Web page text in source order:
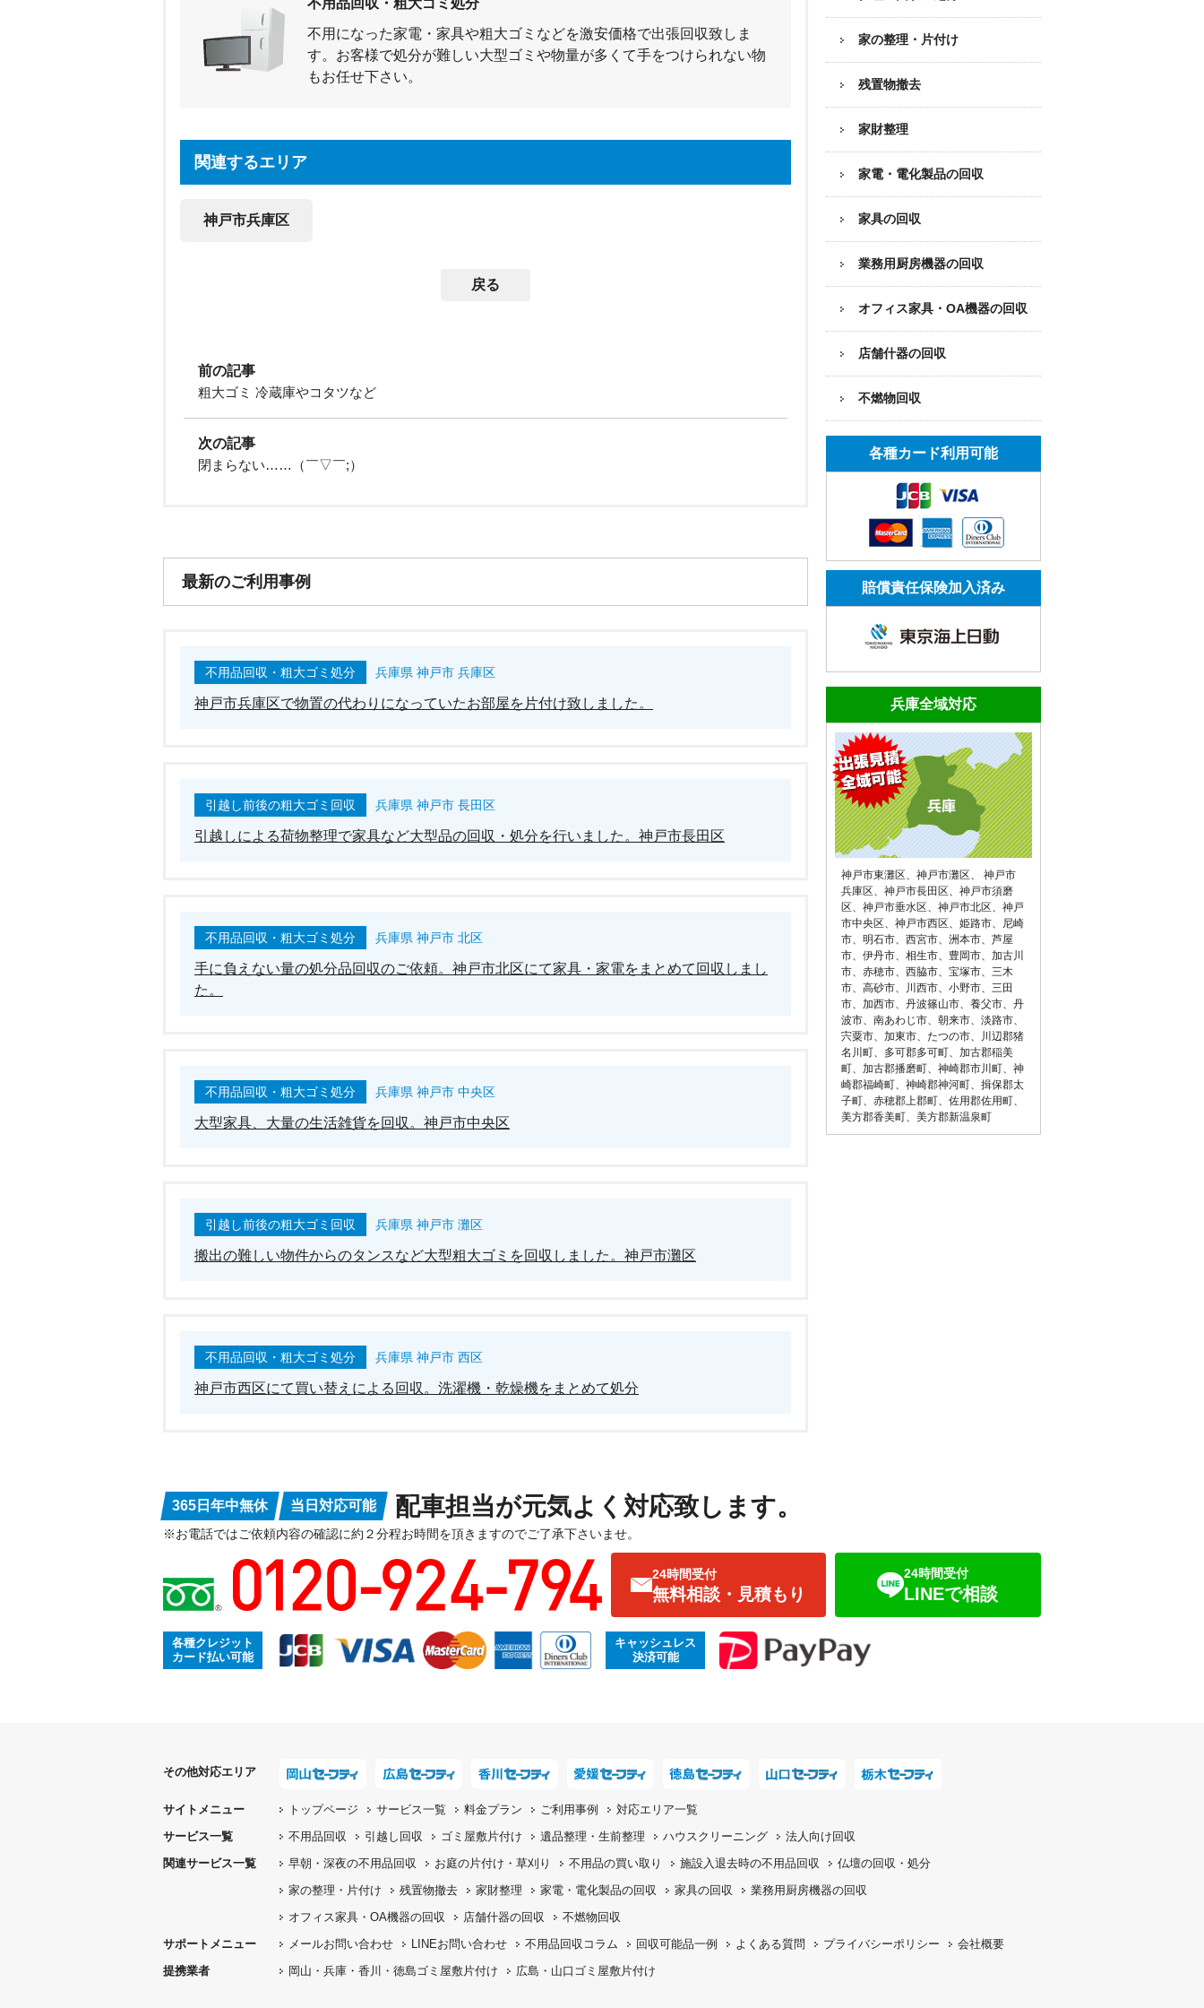
不用品回収・粗大ゴミ処分
不用になった家電・家具や粗大ゴミなどを激安価格で出張回収致しま
す。お客様で処分が難しい大型ゴミや物量が多くて手をつけられない物
もお任せ下さい。
関連するエリア
神戸市兵庫区
戻る
前の記事
粗大ゴミ 冷蔵庫やコタツなど
次の記事
閉まらない……（￣▽￣;）
最新のご利用事例
不用品回収・粗大ゴミ処分 兵庫県 神戸市 兵庫区
神戸市兵庫区で物置の代わりになっていたお部屋を片付け致しました。
引越し前後の粗大ゴミ回収 兵庫県 神戸市 長田区
引越しによる荷物整理で家具など大型品の回収・処分を行いました。神戸市長田区
不用品回収・粗大ゴミ処分 兵庫県 神戸市 北区
手に負えない量の処分品回収のご依頼。神戸市北区にて家具・家電をまとめて回収しまし
た。
不用品回収・粗大ゴミ処分 兵庫県 神戸市 中央区
大型家具、大量の生活雑貨を回収。神戸市中央区
引越し前後の粗大ゴミ回収 兵庫県 神戸市 灘区
搬出の難しい物件からのタンスなど大型粗大ゴミを回収しました。神戸市灘区
不用品回収・粗大ゴミ処分 兵庫県 神戸市 西区
神戸市西区にて買い替えによる回収。洗濯機・乾燥機をまとめて処分
家の整理・片付け
残置物撤去
家財整理
家電・電化製品の回収
家具の回収
業務用厨房機器の回収
オフィス家具 ・OA機器の回収
店舗什器の回収
不燃物回収
各種カード利用可能
賠償責任保険加入済み
兵庫全域対応
神戸市東灘区、 神戸市灘区、 神戸市
兵庫区、 神戸市長田区、 神戸市須磨
区、 神戸市垂水区、 神戸市北区、 神戸
市中央区、 神戸市西区、 姫路市、 尼崎
市、 明石市、 西宮市、 洲本市、 芦屋
市、 伊丹市、 相生市、 豊岡市、 加古川
市、 赤穂市、 西脇市、 宝塚市、 三木
市、 高砂市、 川西市、 小野市、 三田
市、 加西市、 丹波篠山市、 養父市、 丹
波市、 南あわじ市、 朝来市、 淡路市、
宍粟市、 加東市、 たつの市、
川辺郡猪
名川町、 多可郡多可町、 加古郡稲美
町、 加古郡播磨町、 神崎郡市川町、 神
崎郡福崎町、 神崎郡神河町、 揖保郡太
子町、 赤穂郡上郡町、 佐用郡佐用町、
美方郡香美町、 美方郡新温泉町
365日年中無休 当日対応可能 配車担当が元気よく対応致します。
※お電話ではご依頼内容の確認に約２分程お時間を頂きますのでご了承下さいませ。
24時間受付
無料相談・見積もり
24時間受付
LINEで相談
各種クレジット
カード払い可能
キャッシュレス
決済可能
その他対応エリア
サイトメニュー トップページ サービス一覧 料金プラン ご利用事例
対応エリア一覧
サービス一覧
不用品回収 引越し回収 ゴミ屋敷片付け 遺品整理・生前整理 ハウスクリーニング
法人向け回収
関連サービス一覧
早朝・深夜の不用品回収 お庭の片付け・ 草刈り 不用品の買い取り 施設入退去時の不用品回収 仏壇の回収・処分
家の整理・片付け
残置物撤去 家財整理 家電・電化製品の回収 家具の回収 業務用厨房機器の回収
オフィス家具 ・OA機器の回収 店舗什器の回収
不燃物回収
サポートメニュー
メールお問い合わせ LINEお問い合わせ 不用品回収コラム 回収可能品一例 よくある質問 プライバシーポリシー
会社概要
提携業者
岡山・兵庫・香川・徳島ゴミ屋敷片付け 広島・山口ゴミ屋敷片付け